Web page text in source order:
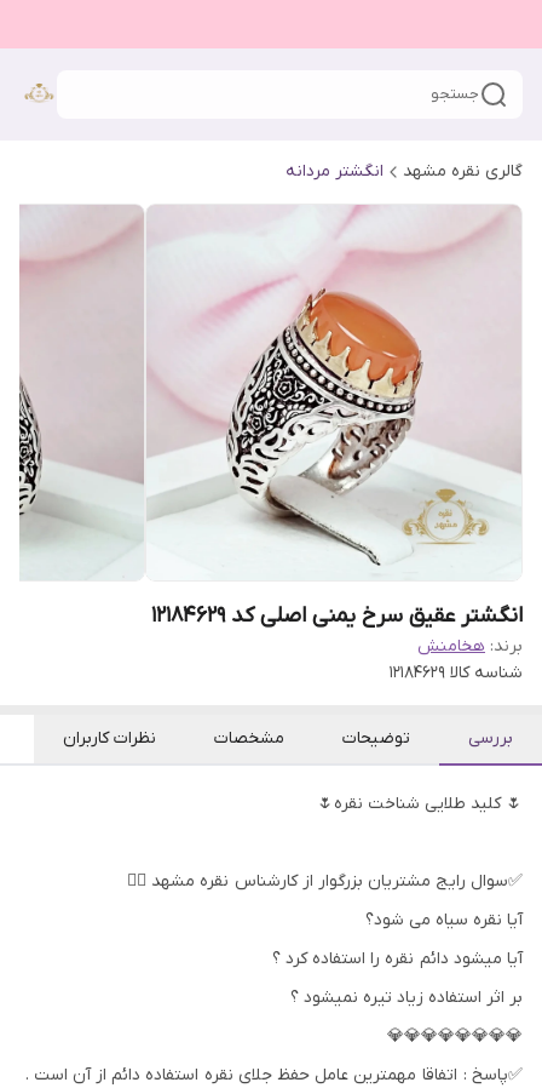
جستجو
گالری نقره مشهد انگشتر مردانه
انگشتر عقیق سرخ یمنی اصلی کد 12184629
برند: هخامنش
شناسه کالا 12184629
بررسی توضیحات مشخصات نظرات کاربران
🌷 کلید طلایی شناخت نقره🌷
✅سوال رایج مشتریان بزرگوار از کارشناس نقره مشهد 👇🏻
آیا نقره سیاه می شود؟
آیا میشود دائم نقره را استفاده کرد ؟
بر اثر استفاده زیاد تیره نمیشود ؟
💎💎💎💎💎💎💎💎
✅پاسخ : اتفاقا مهمترین عامل حفظ جلای نقره استفاده دائم از آن است .